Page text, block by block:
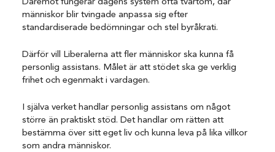
Däremot fungerar dagens system ofta tvärtom, där
människor blir tvingade anpassa sig efter
standardiserade bedömningar och stel byråkrati.
Därför vill Liberalerna att fler människor ska kunna få
personlig assistans. Målet är att stödet ska ge verklig
frihet och egenmakt i vardagen.
I själva verket handlar personlig assistans om något
större än praktiskt stöd. Det handlar om rätten att
bestämma över sitt eget liv och kunna leva på lika villkor
som andra människor.